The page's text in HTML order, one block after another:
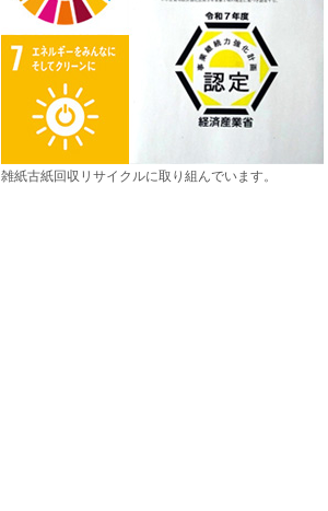
雑紙古紙回収リサイクルに取り組んでいます。